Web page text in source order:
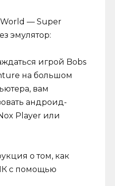
World — Super
эмулятор:
игрой Bobs
на большом
вам
андроид-
Player или
о том, как
с помощью